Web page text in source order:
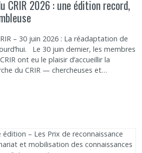
CRIR 2026 : une édition record,
– 30 juin 2026 : La réadaptation de
Le 30 juin dernier, les membres
ont eu le plaisir d’accueillir la
du CRIR — chercheuses et…
du CRIR 2026 : une édition record,